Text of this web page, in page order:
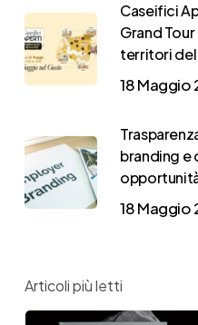
Caseifici
Grand
territori del
18 Maggio
branding e
18 Maggio
Articoli più letti